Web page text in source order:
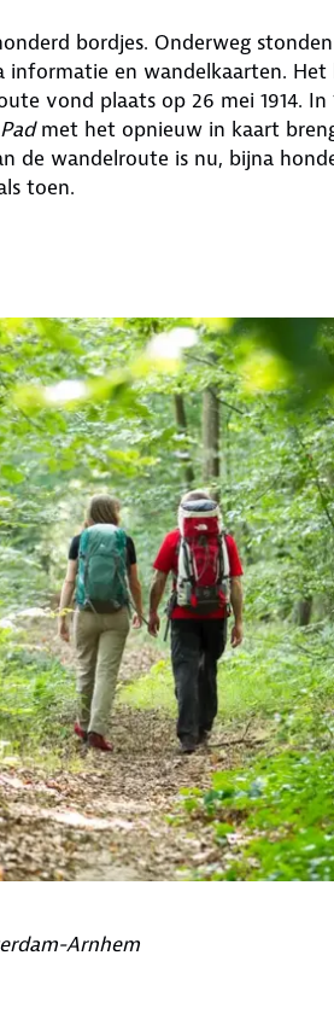
bordjes. Onderweg
en wandelkaarten.
vond plaats op 26 mei 1914. In
met het opnieuw in kaart
de wandelroute is nu, bijna
toen.
Arnhem